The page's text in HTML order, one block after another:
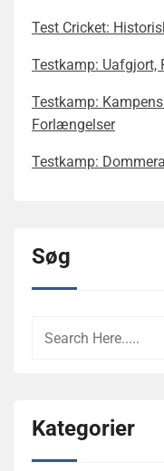
Test Cricket:
Testkamp: Uafgjort,
Testkamp:
Forlængelser
Testkamp:
Søg
Kategorier